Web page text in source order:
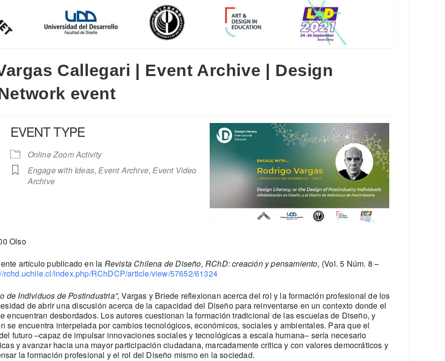
Callegari | Event Archive | Design
event
Outlook Live
EVENT TYPE
Online Zoom Activity
Engage with Ideas, Event Archive, Event Video
Archive
Olso
artículo publicado en la Revista Chilena de Diseño, RChD: creación y pensamiento, (Vol. 5 Núm. 8 –
rchd.uchile.cl/index.php/RChDCP/article/view/57652/61324
de Individuos de Postindustria”,Vargas y Briede reflexionan acerca del rol y la formación profesional de los
de abrir una discusión acerca de la capacidad del Diseño para reinventarse en un contexto donde el
encuentran desbordados. Los autores cuestionan la formación tradicional de las escuelas de Diseño, y
se encuentra interpelada por cambios tecnológicos, económicos, sociales y ambientales. Para que el
futuro –capaz de impulsar innovaciones sociales y tecnológicas a escala humana– sería necesario
y avanzar hacia una mayor participación ciudadana, marcadamente crítica y con valores democráticos y
la formación profesional y el rol del Diseño mismo en la sociedad.